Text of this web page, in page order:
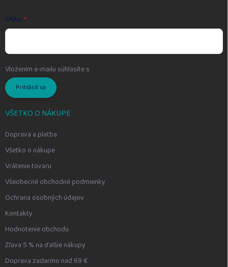
EMAIL
Vložením e-mailu súhlasíte s
Prihlásiť sa
VŠETKO O NÁKUPE
Doprava a platba
Všetko o nákupe
Vrátenie tovaru
Všeobecné obchodné podmienky
Ochrana osobných údajov
Kontakty
Hodnotenie obchodu
Zľava 5 % na ďalšie nákupy
Doprava zadarmo nad 69 €